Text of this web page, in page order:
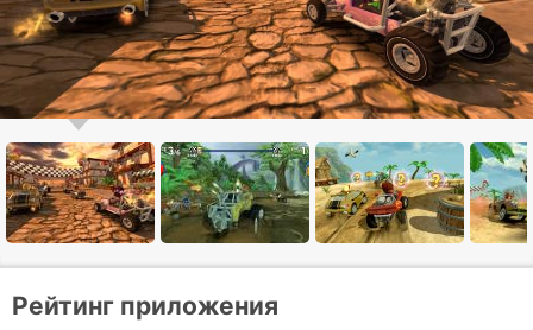
Рейтинг приложения